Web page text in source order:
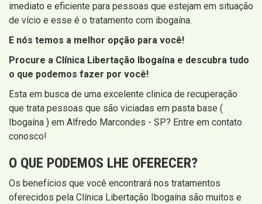
imediato e eficiente para pessoas que estejam em situação
de vício e esse é o tratamento com ibogaína.
E nós temos a melhor opção para você!
Procure a Clínica Libertação Ibogaína e descubra tudo
o que podemos fazer por você!
Esta em busca de uma excelente clinica de recuperação
que trata pessoas que são viciadas em pasta base (
Ibogaína ) em Alfredo Marcondes - SP? Entre em contato
conosco!
O QUE PODEMOS LHE OFERECER?
Os benefícios que você encontrará nos tratamentos
oferecidos pela Clínica Libertação Ibogaína são muitos e